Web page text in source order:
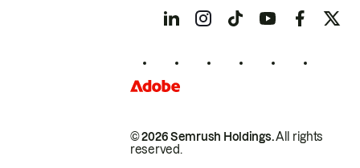
© 2026 Semrush Holdings.All rights
reserved.